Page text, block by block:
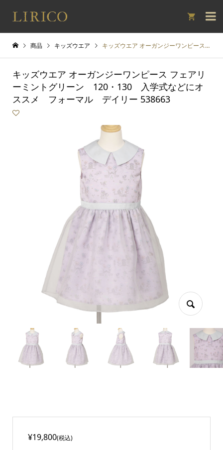

商品 キッズウエア キッズウエア オーガンジーワンピース フェアリーミントグリーン 120・130 入学式などにオススメ フォーマル デイリー 538663
キッズウエア オーガンジーワンピース フェアリ
ーミントグリーン 120・130 入学式などにオ
ススメ フォーマル デイリー 538663
¥19,800(税込)